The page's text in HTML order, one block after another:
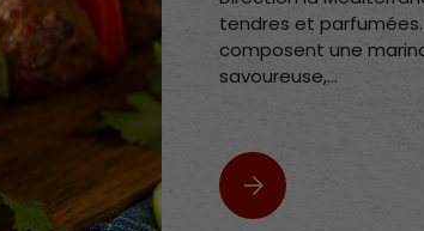
tendres et parfumées.
composent une
savoureuse,...
Brochettes de Poulet